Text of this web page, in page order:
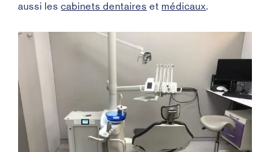
aussi les cabinets dentaires et médicaux.